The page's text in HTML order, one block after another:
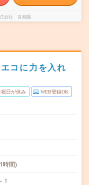
会社 首都圏
コに力を入れ
祝日が休み WEB登録OK
時間)